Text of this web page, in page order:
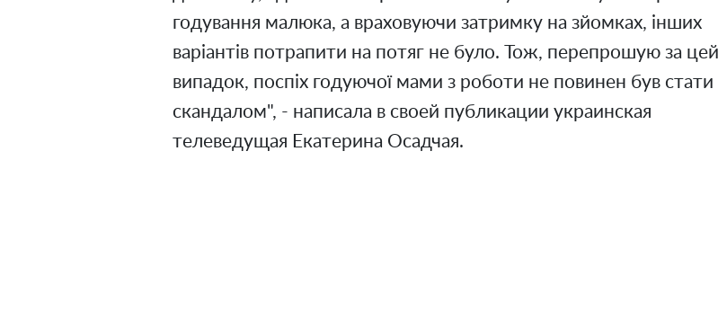
годування малюка, а враховуючи затримку на зйомках, інших
варіантів потрапити на потяг не було. Тож, перепрошую за цей
випадок, поспіх годуючої мами з роботи не повинен був стати
скандалом", - написала в своей публикации украинская
телеведущая Екатерина Осадчая.